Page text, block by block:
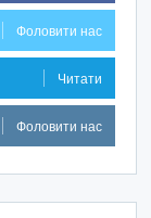
Фоловити нас
Читати
Фоловити нас